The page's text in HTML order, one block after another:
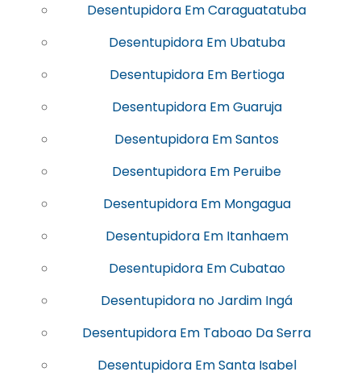
Desentupidora Em Caraguatatuba
Desentupidora Em Ubatuba
Desentupidora Em Bertioga
Desentupidora Em Guaruja
Desentupidora Em Santos
Desentupidora Em Peruibe
Desentupidora Em Mongagua
Desentupidora Em Itanhaem
Desentupidora Em Cubatao
Desentupidora no Jardim Ingá
Desentupidora Em Taboao Da Serra
Desentupidora Em Santa Isabel